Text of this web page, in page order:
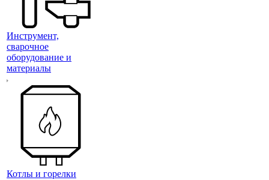
Инструмент,
сварочное
оборудование и
материалы
Котлы и горелки